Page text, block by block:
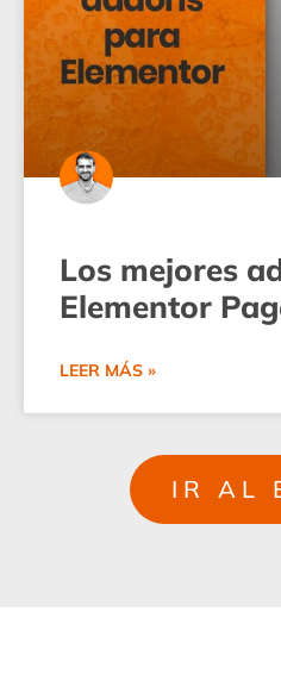
Los mejores
Elementor
LEER MÁS »
IR AL